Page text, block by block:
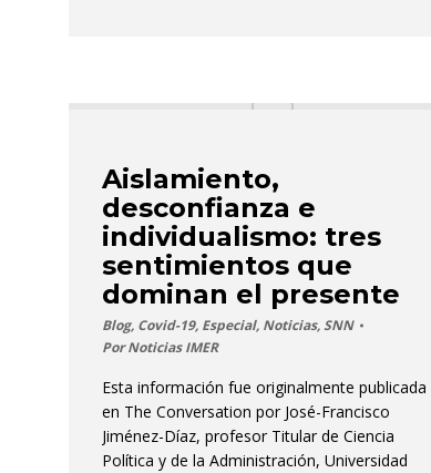
Aislamiento,
desconfianza e
individualismo: tres
sentimientos que
dominan el presente
Blog, Covid-19, Especial, Noticias,SNN
PorNoticias IMER
Esta información fue originalmente publicada
en The Conversation por José-Francisco
Jiménez-Díaz, profesor Titular de Ciencia
Política y de la Administración, Universidad